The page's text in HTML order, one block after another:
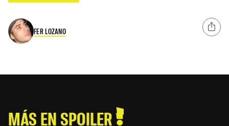
FER LOZANO
MÁS EN SPOILER